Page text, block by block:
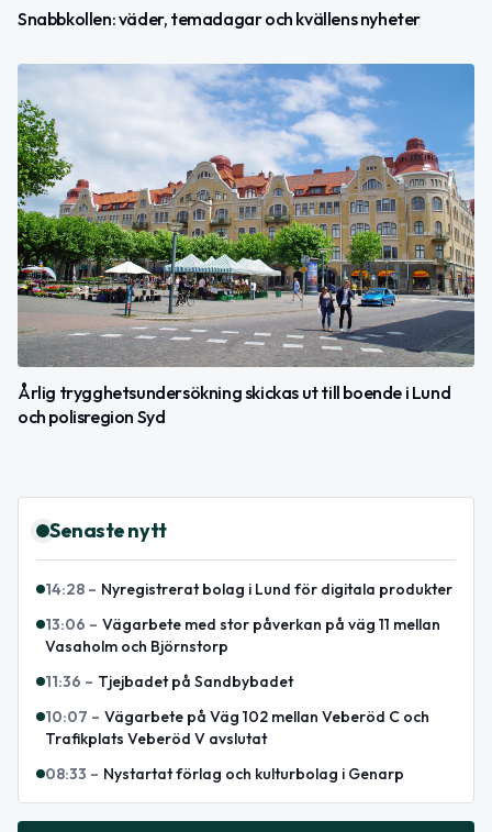
Snabbkollen: väder, temadagar och kvällens nyheter
Årlig trygghetsundersökning skickas ut till boende i Lund
och polisregion Syd
Senaste nytt
14:28 – Nyregistrerat bolag i Lund för digitala produkter
13:06 – Vägarbete med stor påverkan på väg 11 mellan
Vasaholm och Björnstorp
11:36 – Tjejbadet på Sandbybadet
10:07 – Vägarbete på Väg 102 mellan Veberöd C och
Trafikplats Veberöd V avslutat
08:33 – Nystartat förlag och kulturbolag i Genarp